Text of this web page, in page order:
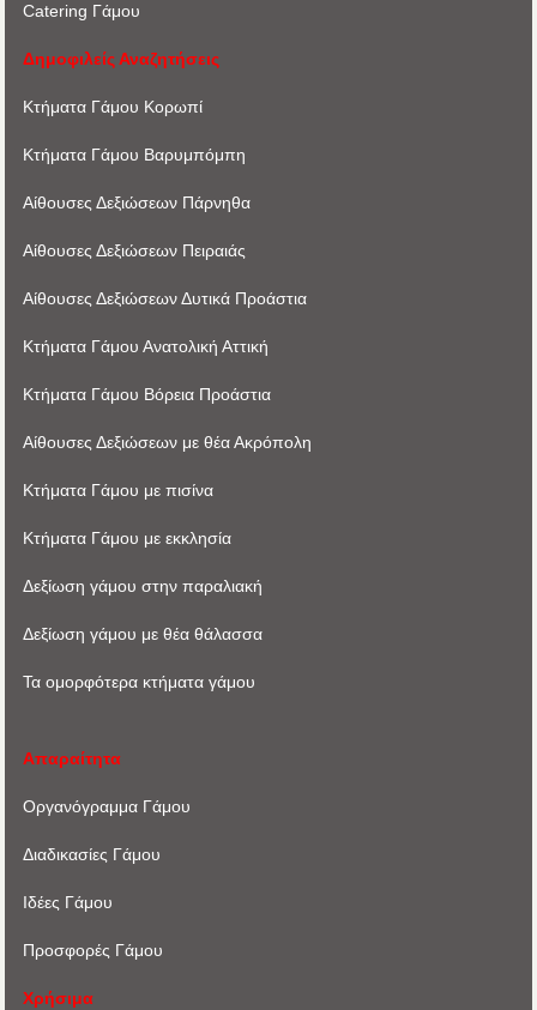
Catering Γάμου
Δημοφιλείς Αναζητήσεις
Κτήματα Γάμου Κορωπί
Κτήματα Γάμου Βαρυμπόμπη
Αίθουσες Δεξιώσεων Πάρνηθα
Αίθουσες Δεξιώσεων Πειραιάς
Αίθουσες Δεξιώσεων Δυτικά Προάστια
Κτήματα Γάμου Ανατολική Αττική
Κτήματα Γάμου Βόρεια Προάστια
Αίθουσες Δεξιώσεων με θέα Ακρόπoλη
Κτήματα Γάμου με πισίνα
Κτήματα Γάμου με εκκλησία
Δεξίωση γάμου στην παραλιακή
Δεξίωση γάμου με θέα θάλασσα
Τα ομορφότερα κτήματα γάμου
Απαραίτητα
Οργανόγραμμα Γάμου
Διαδικασίες Γάμου
Ιδέες Γάμου
Προσφορές Γάμου
Χρήσιμα